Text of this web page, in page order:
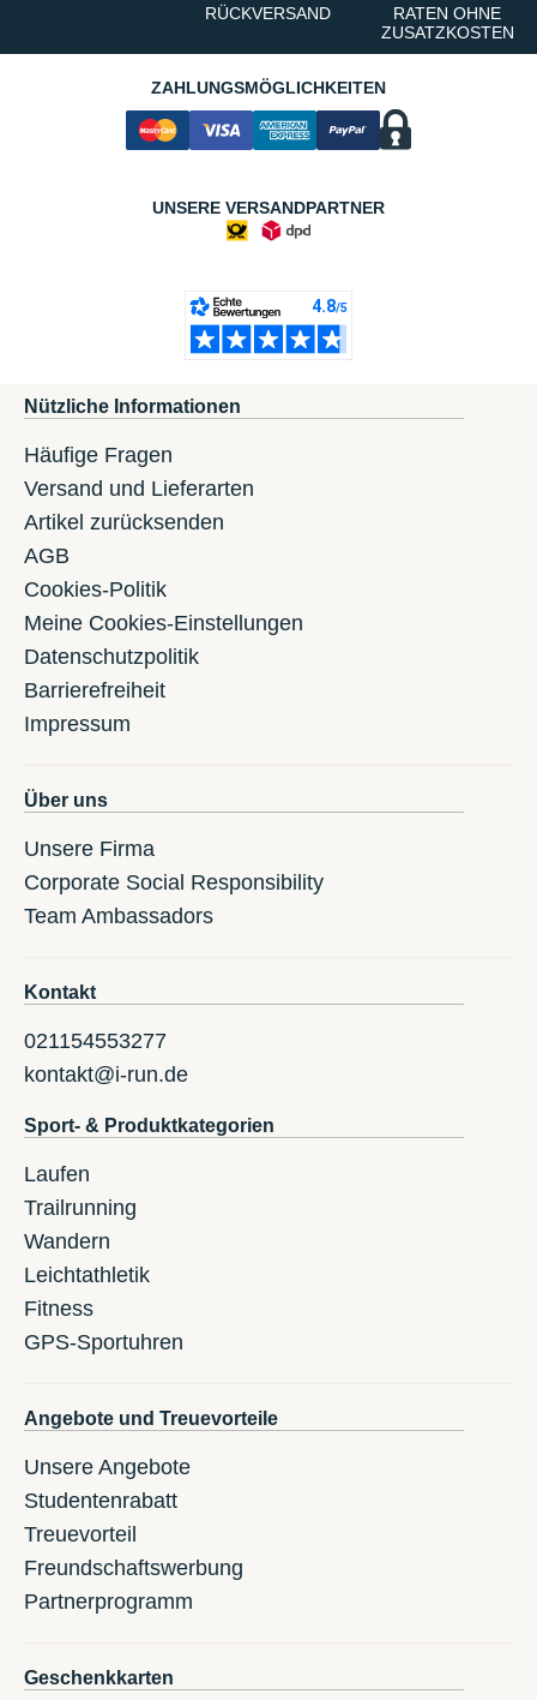
RÜCKVERSAND
RATEN OHNE
ZUSATZKOSTEN
ZAHLUNGSMÖGLICHKEITEN
UNSERE VERSANDPARTNER
Nützliche Informationen
Häufige Fragen
Versand und Lieferarten
Artikel zurücksenden
AGB
Cookies-Politik
Meine Cookies-Einstellungen
Datenschutzpolitik
Barrierefreiheit
Impressum
Über uns
Unsere Firma
Corporate Social Responsibility
Team Ambassadors
Kontakt
021154553277
kontakt@i-run.de
Sport- & Produktkategorien
Laufen
Trailrunning
Wandern
Leichtathletik
Fitness
GPS-Sportuhren
Angebote und Treuevorteile
Unsere Angebote
Studentenrabatt
Treuevorteil
Freundschaftswerbung
Partnerprogramm
Geschenkkarten